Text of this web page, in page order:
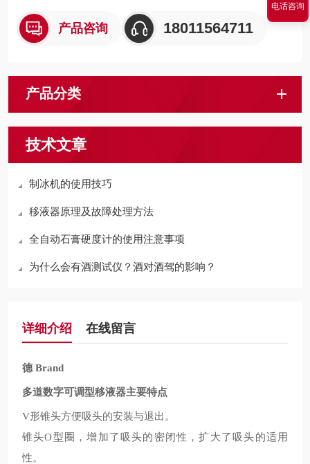
产品咨询 18011564711
产品分类
技术文章
制冰机的使用技巧
移液器原理及故障处理方法
全自动石膏硬度计的使用注意事项
为什么会有酒测试仪？酒对酒驾的影响？
详细介绍 在线留言
德 Brand
多道数字可调型移液器主要特点
V形锥头方便吸头的安装与退出。
锥头O型圈，增加了吸头的密闭性，扩大了吸头的适用
性。
电话咨询